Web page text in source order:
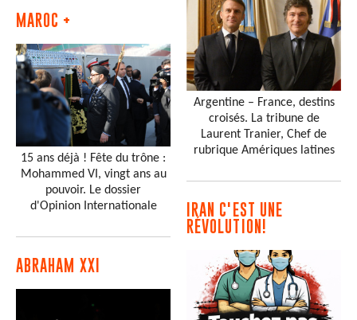
MAROC +
15 ans déjà ! Fête du trône :
Mohammed VI, vingt ans au
pouvoir. Le dossier
d'Opinion Internationale
ABRAHAM XXI
Argentine – France, destins
croisés. La tribune de
Laurent Tranier, Chef de
rubrique Amériques latines
IRAN C'EST UNE
RÉVOLUTION!